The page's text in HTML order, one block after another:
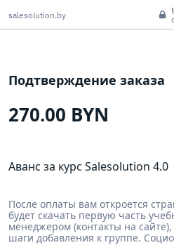
salesolution.by
Подтверждение заказа
270.00 BYN
Аванс за курс Salesolution 4.0
После оплаты вам откроется
будет скачать первую часть
менеджером (контакты на
шаги добавления к группе.